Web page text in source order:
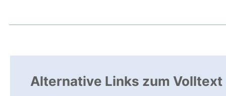
Alternative Links zum Volltext